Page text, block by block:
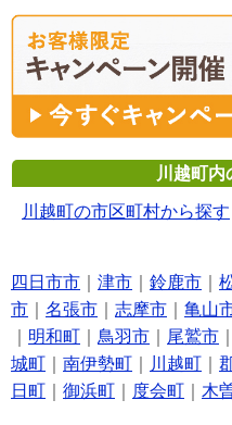
川越町内
川越町の市区町村から探す
四日市市 津市 鈴鹿市
市
名張市 志摩市 亀山
明和町 鳥羽市 尾鷲市
城町
南伊勢町 川越町
日町
御浜町 度会町 木